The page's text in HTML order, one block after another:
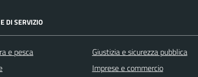
DI SERVIZIO
e pesca
Giustizia e sicurezza pubblica
Imprese e commercio